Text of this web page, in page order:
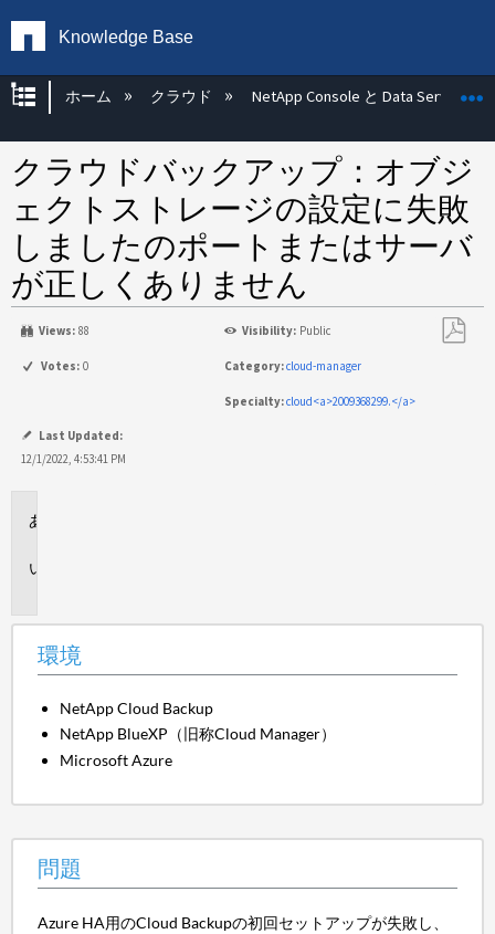
Knowledge Base
グローバル階層を展開/折りたたむ
ホーム クラウド NetApp Console と Data Services
クラウドバックアップ：オブジ
ェクトストレージの設定に失敗
しましたのポートまたはサーバ
が正しくありません
Views: 88 Visibility: Public
Votes: 0 Category:cloud-manager
Specialty:cloud<a>2009368299.</a>
Last Updated:
12/1/2022, 4:53:41 PM
環境
NetApp Cloud Backup
NetApp BlueXP（旧称Cloud Manager）
Microsoft Azure
問題
Azure HA用のCloud Backupの初回セットアップが失敗し、